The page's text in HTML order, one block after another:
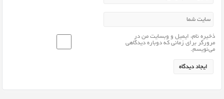
ذخیره نام، ایمیل و وبسایت من در
مرورگر برای زمانی که دوباره دیدگاهی
می‌نویسم.